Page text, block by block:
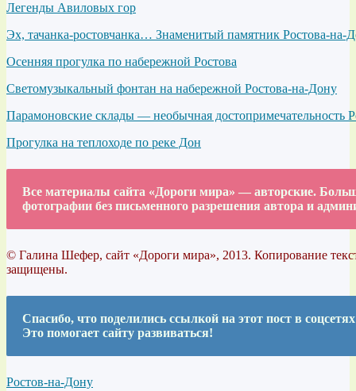
Легенды Авиловых гор
Эх, тачанка-ростовчанка… Знаменитый памятник Ростова-на-
Осенняя прогулка по набережной Ростова
Светомузыкальный фонтан на набережной Ростова-на-Дону
Парамоновские склады — необычная достопримечательность
Прогулка на теплоходе по реке Дон
Все материалы сайта «Дороги мира» — авторские.
фотографии без письменного разрешения автора и
© Галина Шефер, сайт «Дороги мира», 2013. Копирование
защищены.
Спасибо, что поделились ссылкой на этот пост в
Это помогает сайту развиваться!
Ростов-на-Дону